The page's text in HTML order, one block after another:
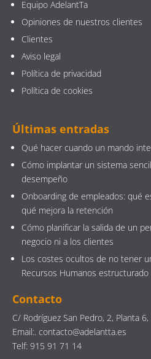
Equipo AdelantTa
Opiniones de nuestros clientes
Clientes
Aviso legal
Política de privacidad
Política de cookies
Últimas entradas
Qué hacer cuando un mando
Cómo implantar un sistema
desempeño
Onboarding de empleados: qué
qué mejora la retención
Cómo planificar la salida de un
negocio ni a los clientes
Los costes ocultos de no tener
Recursos Humanos estructurado
Contacto
C/ Rodríguez San Pedro, 2, Planta
Email:. contacto@adelantta.es
Telf: 915 91 71 14